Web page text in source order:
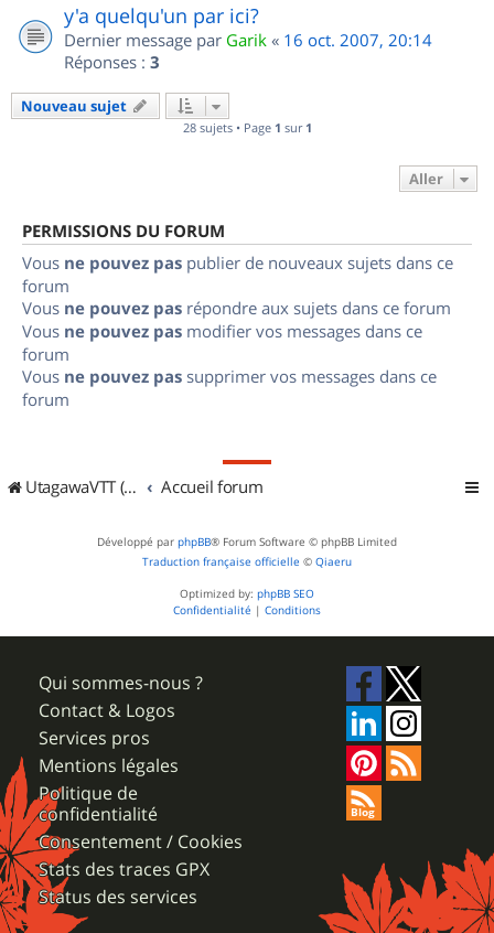
y'a quelqu'un par ici?
Dernier message par Garik « 16 oct. 2007, 20:14
Réponses : 3
Nouveau sujet
28 sujets • Page 1 sur 1
Aller
PERMISSIONS DU FORUM
Vous ne pouvez pas publier de nouveaux sujets dans ce
forum
Vous ne pouvez pas répondre aux sujets dans ce forum
Vous ne pouvez pas modifier vos messages dans ce
forum
Vous ne pouvez pas supprimer vos messages dans ce
forum
UtagawaVTT (Randos VTT et VTTAE avec traces GPS) Accueil forum
Développé par phpBB® Forum Software © phpBB Limited
Traduction française officielle © Qiaeru
Optimized by: phpBB SEO
Confidentialité | Conditions
Qui sommes-nous ?
Contact & Logos
Services pros
Mentions légales
Politique de
confidentialité
Consentement / Cookies
Stats des traces GPX
Status des services